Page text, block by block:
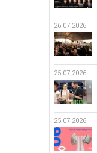
26.07.2026
25.07.2026
25.07.2026